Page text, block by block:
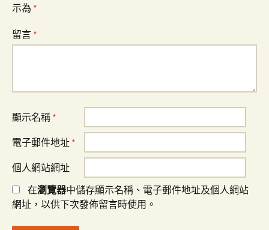
示為 *
留言 *
顯示名稱 *
電子郵件地址 *
個人網站網址
在瀏覽器中儲存顯示名稱、電子郵件地址及個人網站
網址，以供下次發佈留言時使用。